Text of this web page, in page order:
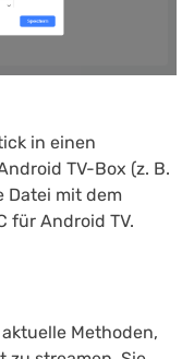
in einen
TV-Box (z. B.
Datei mit dem
für Android TV.
Methoden,